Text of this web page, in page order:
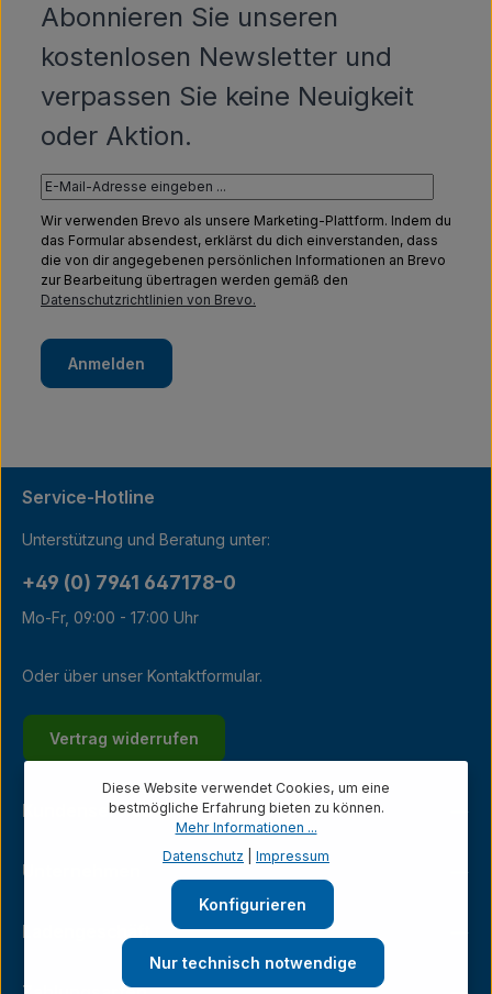
Abonnieren Sie unseren
kostenlosen Newsletter und
verpassen Sie keine Neuigkeit
oder Aktion.
Wir verwenden Brevo als unsere Marketing-Plattform. Indem du
das Formular absendest, erklärst du dich einverstanden, dass
die von dir angegebenen persönlichen Informationen an Brevo
zur Bearbeitung übertragen werden gemäß den
Datenschutzrichtlinien von Brevo.
Anmelden
Service-Hotline
Unterstützung und Beratung unter:
+49 (0) 7941 647178-0
Mo-Fr, 09:00 - 17:00 Uhr
Oder über unser Kontaktformular.
Vertrag widerrufen
Kundenservice
Unternehmen
Ladengeschäft
Diese Website verwendet Cookies, um eine
bestmögliche Erfahrung bieten zu können.
Mehr Informationen ...
Datenschutz
Impressum
Nur technisch notwendige
Konfigurieren